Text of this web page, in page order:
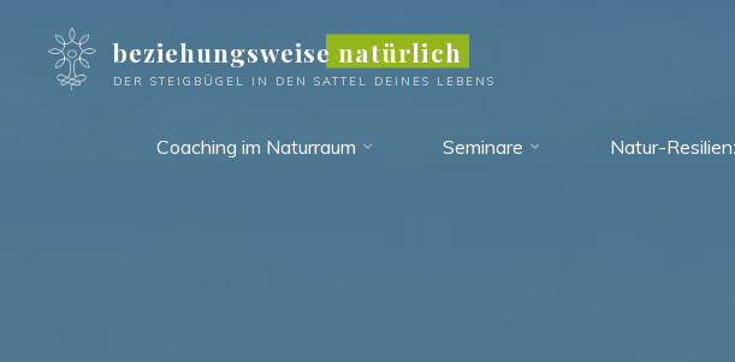
springen
beziehungsweise natürlich
DER STEIGBÜGEL IN DEN SATTEL DEINES LEBENS
Coaching im Naturraum Seminare Natur-